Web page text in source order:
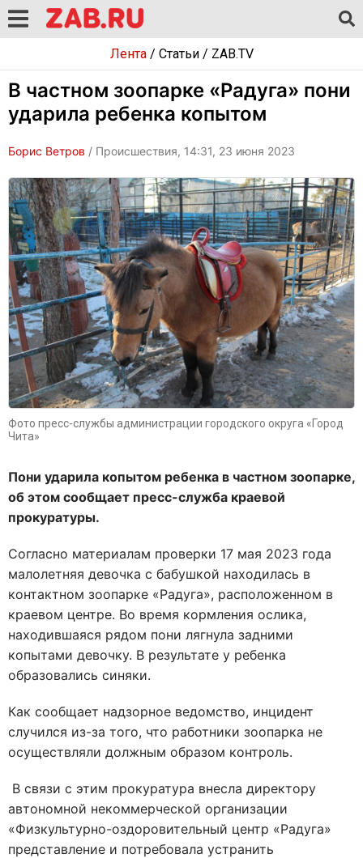
Лента/ Статьи/ ZAB.TV
В частном зоопарке «Радуга» пони
ударила ребенка копытом
Борис Ветров / Происшествия, 14:31, 23 июня 2023
Фото пресс-службы администрации городского округа «Город
Чита»
Пони ударила копытом ребенка в частном зоопарке,
об этом сообщает пресс-служба краевой
прокуратуры.
Согласно материалам проверки 17 мая 2023 года
малолетняя девочка с бабушкой находилась в
контактном зоопарке «Радуга», расположенном в
краевом центре. Во время кормления ослика,
находившаяся рядом пони лягнула задними
копытами девочку. В результате у ребенка
образовались синяки.
Как сообщает надзорное ведомство, инцидент
случился из-за того, что работники зоопарка не
осуществляли должным образом контроль.
В связи с этим прокуратура внесла директору
автономной некоммерческой организации
«Физкультурно-оздоровительный центр «Радуга»
представление и потребовала устранить